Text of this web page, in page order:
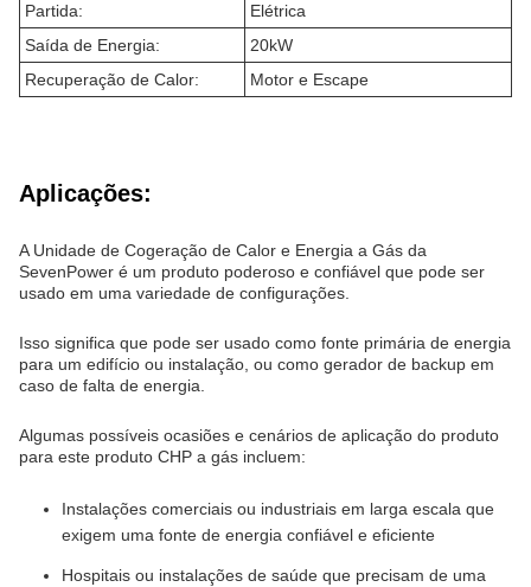
Partida:
Elétrica
Saída de Energia:
20kW
Recuperação de Calor:
Motor e Escape
Aplicações:
A Unidade de Cogeração de Calor e Energia a Gás da
SevenPower é um produto poderoso e confiável que pode ser
usado em uma variedade de configurações.
Isso significa que pode ser usado como fonte primária de energia
para um edifício ou instalação, ou como gerador de backup em
caso de falta de energia.
Algumas possíveis ocasiões e cenários de aplicação do produto
para este produto CHP a gás incluem:
Instalações comerciais ou industriais em larga escala que
exigem uma fonte de energia confiável e eficiente
Hospitais ou instalações de saúde que precisam de uma